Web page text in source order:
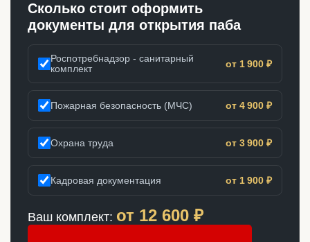
Сколько стоит оформить
документы для открытия паба
Роспотребнадзор - санитарный
комплект
от 1 900 ₽
Пожарная безопасность (МЧС) от 4 900 ₽
Охрана труда от 3 900 ₽
Кадровая документация от 1 900 ₽
Ваш комплект: от 12 600 ₽